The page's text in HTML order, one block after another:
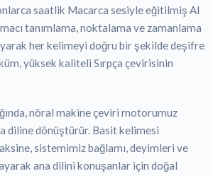
saatlik Macarca sesiyle eğitilmiş AI
tanımlama, noktalama ve zamanlama
her kelimeyi doğru bir şekilde deşifre
yüksek kaliteli Sırpça çevirisinin
nöral makine çeviri motorumuz
diline dönüştürür. Basit kelimesi
sistemimiz bağlamı, deyimleri ve
ana dilini konuşanlar için doğal